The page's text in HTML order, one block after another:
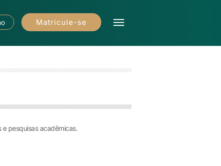
Matricule-se
pesquisas acadêmicas.